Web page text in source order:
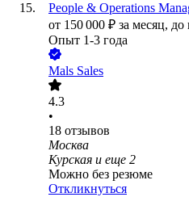
People & Operations
от 150 000 ₽ за месяц, до
Опыт 1-3 года
Mals Sales
4.3
•
18 отзывов
Москва
Курская и еще 2
Можно без резюме
Откликнуться